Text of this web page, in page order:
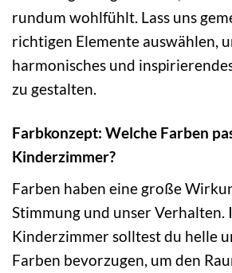
rundum wohlfühlt. Lass uns
richtigen Elemente auswählen,
harmonisches und
zu gestalten.
Farbkonzept: Welche Farben
Kinderzimmer?
Farben haben eine große
Stimmung und unser Verhalten.
Kinderzimmer solltest du helle
Farben bevorzugen, um den